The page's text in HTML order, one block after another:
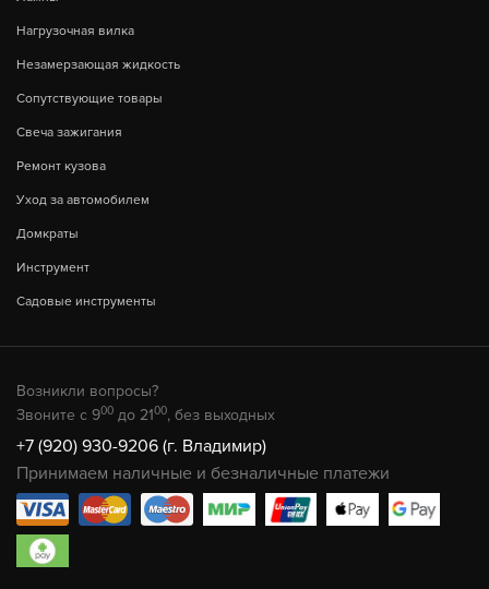
Нагрузочная вилка
Незамерзающая жидкость
Сопутствующие товары
Свеча зажигания
Ремонт кузова
Уход за автомобилем
Домкраты
Инструмент
Садовые инструменты
Возникли вопросы?
Звоните с 900 до 2100, без выходных
+7 (920) 930-9206 (г. Владимир)
Принимаем наличные и безналичные платежи